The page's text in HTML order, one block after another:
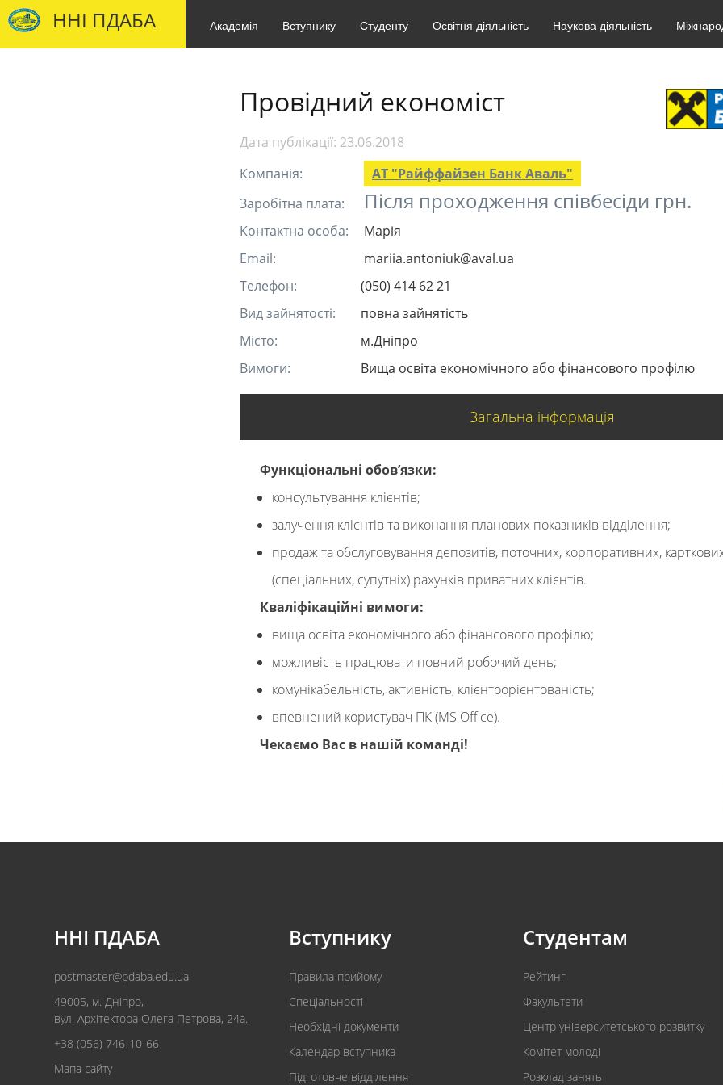
ННІ ПДАБА Академія Вступнику Студенту Освітня діяльність Наукова діяльність
Провідний економіст
Дата публікації: 23.06.2018
Компанія:
АТ "Райффайзен Банк Аваль"
Заробітна плата:
Після проходження співбесіди грн.
Контактна особа:
Марія
Email:
mariia.antoniuk@aval.ua
Телефон:
(050) 414 62 21
Вид зайнятості:
повна зайнятість
Місто:
м.Дніпро
Вимоги:
Вища освіта економічного або фінансового профілю
Загальна інформація
Функціональні обов’язки:
консультування клієнтів;
залучення клієнтів та виконання планових показників відділення;
продаж та обслуговування депозитів, поточних, корпоративних,
(спеціальних, супутніх) рахунків приватних клієнтів.
Кваліфікаційні вимоги:
вища освіта економічного або фінансового профілю;
можливість працювати повний робочий день;
комунікабельність, активність, клієнтоорієнтованість;
впевнений користувач ПК (MS Office).
Чекаємо Вас в нашій команді!
ННІ ПДАБА
postmaster@pdaba.edu.ua
49005, м. Дніпро,
вул. Архітектора Олега Петрова, 24а.
+38 (056) 746-10-66
Мапа сайту
Вступнику
Правила прийому
Спеціальності
Необхідні документи
Календар вступника
Підготовче відділення
Студентам
Рейтинг
Факультети
Центр університетського розвитку
Комітет молоді
Розклад занять